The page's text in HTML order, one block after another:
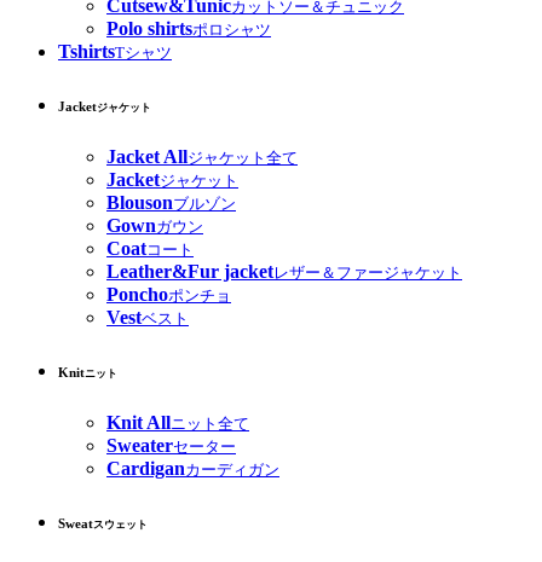
Cutsew&Tunicカットソー＆チュニック
Polo shirtsポロシャツ
TshirtsTシャツ
Jacketジャケット
Jacket Allジャケット全て
Jacketジャケット
Blousonブルゾン
Gownガウン
Coatコート
Leather&Fur jacketレザー＆ファージャケット
Ponchoポンチョ
Vestベスト
Knitニット
Knit Allニット全て
Sweaterセーター
Cardiganカーディガン
Sweatスウェット